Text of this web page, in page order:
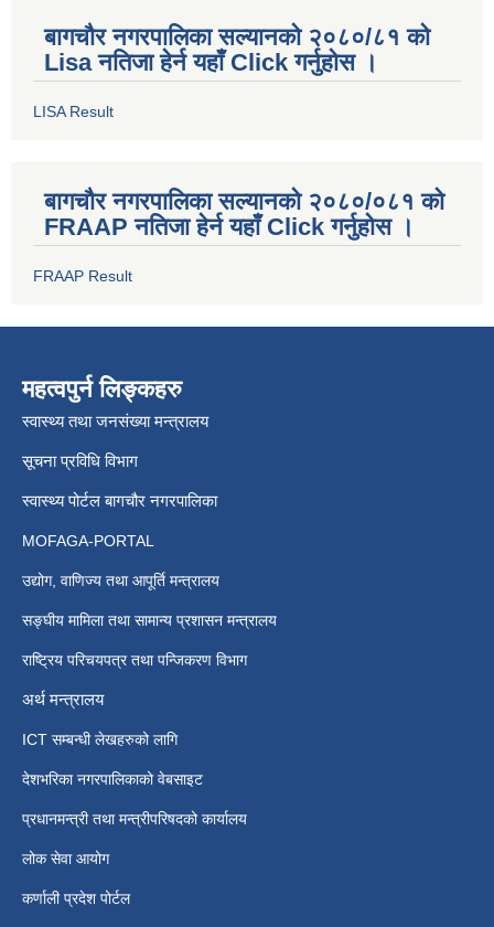
बागचौर नगरपालिका सल्यानको २०८०/८१ को
Lisa नतिजा हेर्न यहाँ Click गर्नुहोस ।
LISA Result
बागचौर नगरपालिका सल्यानको २०८०/०८१ को
FRAAP नतिजा हेर्न यहाँ Click गर्नुहोस ।
FRAAP Result
महत्वपुर्न लिङ्कहरु
स्वास्थ्य तथा जनसंख्या मन्त्रालय
सूचना प्रविधि विभाग
स्वास्थ्य पोर्टल बागचौर नगरपालिका
MOFAGA-PORTAL
उद्योग, वाणिज्य तथा आपूर्ति मन्त्रालय
सङ्घीय मामिला तथा सामान्य प्रशासन मन्त्रालय
राष्ट्रिय परिचयपत्र तथा पन्जिकरण विभाग
अर्थ मन्त्रालय
ICT सम्बन्धी लेखहरुको लागि
देशभरिका नगरपालिकाको वेबसाइट
प्रधानमन्त्री तथा मन्त्रीपरिषदको कार्यालय
लोक सेवा आयोग
कर्णाली प्रदेश पोर्टल